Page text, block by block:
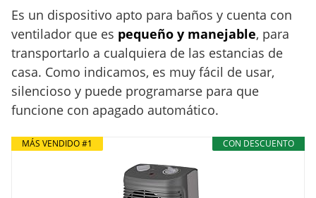
Es un dispositivo apto para baños y cuenta con
ventilador que es pequeño y manejable, para
transportarlo a cualquiera de las estancias de
casa. Como indicamos, es muy fácil de usar,
silencioso y puede programarse para que
funcione con apagado automático.
CON DESCUENTO
MÁS VENDIDO #1